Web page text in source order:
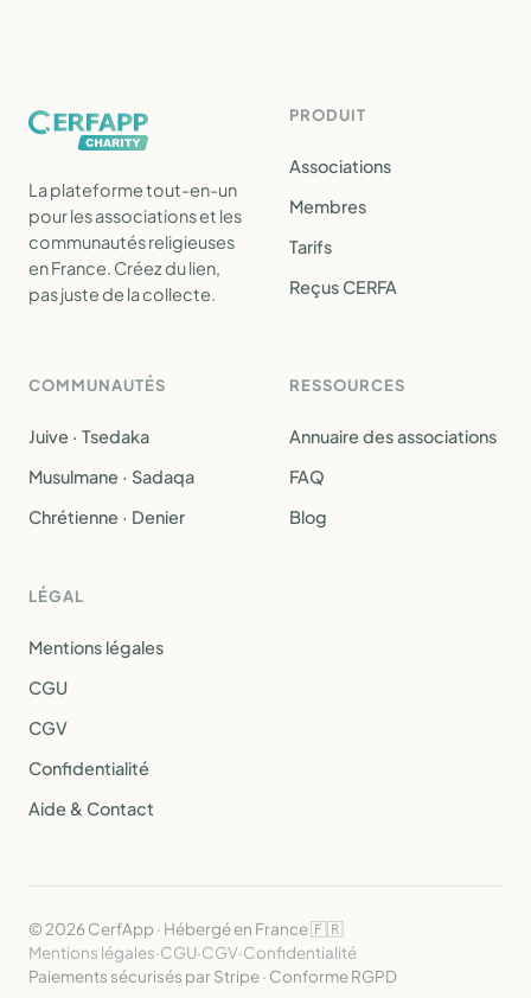
La plateforme tout-en-un
pour les associations et les
communautés religieuses
en France. Créez du lien,
pas juste de la collecte.
PRODUIT
Associations
Membres
Tarifs
Reçus CERFA
COMMUNAUTÉS
Juive · Tsedaka
Musulmane · Sadaqa
Chrétienne · Denier
RESSOURCES
Annuaire des associations
FAQ
Blog
LÉGAL
Mentions légales
CGU
CGV
Confidentialité
Aide & Contact
© 2026 CerfApp · Hébergé en France 🇫🇷
Mentions légales·CGU·CGV·Confidentialité
Paiements sécurisés par Stripe · Conforme RGPD